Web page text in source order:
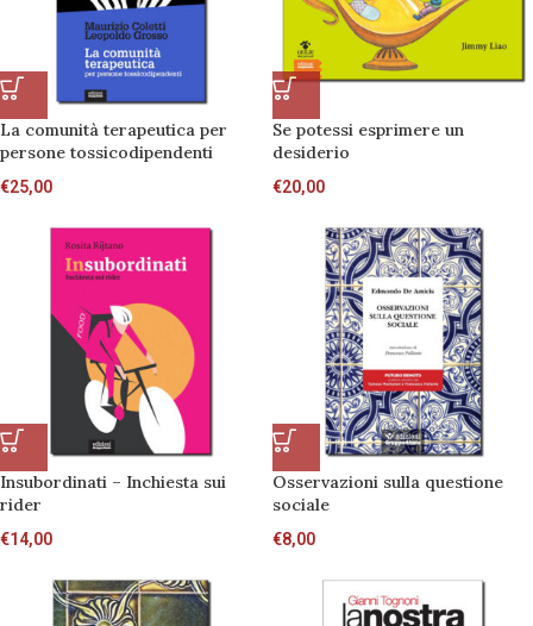
La comunità terapeutica per
persone tossicodipendenti
€25,00
Se potessi esprimere un
desiderio
€20,00
Insubordinati – Inchiesta sui
rider
€14,00
Osservazioni sulla questione
sociale
€8,00